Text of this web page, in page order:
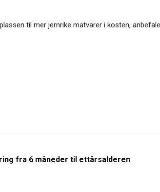
til mer jernrike matvarer i kosten,
fra 6 måneder til ettårsalderen